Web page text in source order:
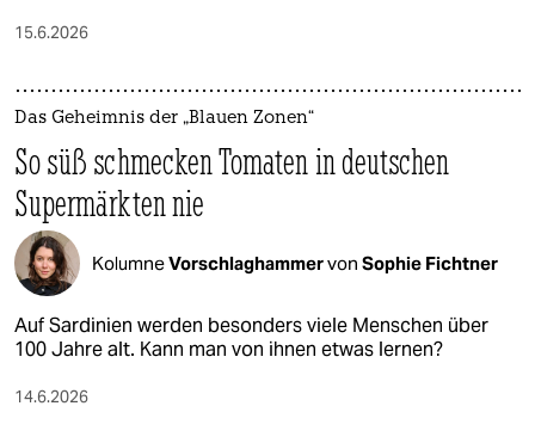
15.6.2026
Das Geheimnis der „Blauen Zonen“
So süß schmecken Tomaten in deutschen
Supermärkten nie
KolumneVorschlaghammervon Sophie Fichtner
Auf Sardinien werden besonders viele Menschen über
100 Jahre alt. Kann man von ihnen etwas lernen?
14.6.2026